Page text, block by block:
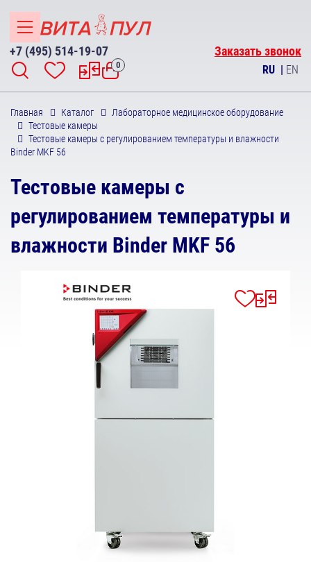
+7 (495) 514-19-07 Заказать звонок
0 RU | EN
Главная Каталог
Лабораторное медицинское оборудование
Тестовые камеры
Тестовые камеры с регулированием температуры и влажности
Binder MKF 56
Тестовые камеры с
регулированием температуры и
влажности Binder MKF 56